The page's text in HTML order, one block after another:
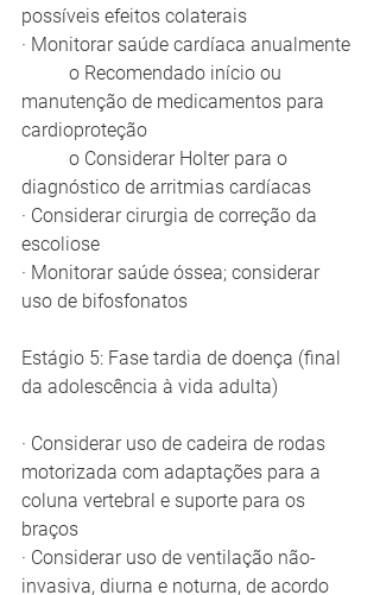
possíveis efeitos colaterais
· Monitorar saúde cardíaca anualmente
manutenção de medicamentos para
cardioproteção
diagnóstico de arritmias cardíacas
· Considerar cirurgia de correção da
escoliose
· Monitorar saúde óssea; considerar
uso de bifosfonatos
Estágio 5: Fase tardia de doença (final
da adolescência à vida adulta)
· Considerar uso de cadeira de rodas
motorizada com adaptações para a
coluna vertebral e suporte para os
braços
· Considerar uso de ventilação não-
invasiva, diurna e noturna, de acordo